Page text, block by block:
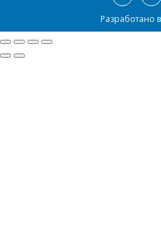
Разработано в